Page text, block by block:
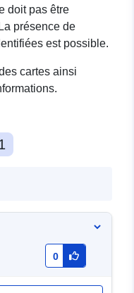
doit pas être
présence de
est possible.
cartes ainsi
0